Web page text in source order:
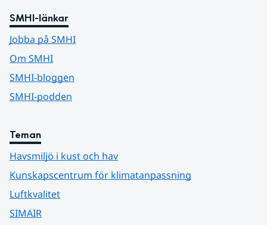
SMHI-länkar
Jobba på SMHI
Om SMHI
SMHI-bloggen
SMHI-podden
Teman
Havsmiljö i kust och hav
Kunskapscentrum för klimatanpassning
Luftkvalitet
SIMAIR